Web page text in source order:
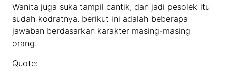
Wanita juga suka tampil cantik, dan jadi pesolek itu
sudah kodratnya. berikut ini adalah beberapa
jawaban berdasarkan karakter masing-masing
orang.
Quote: